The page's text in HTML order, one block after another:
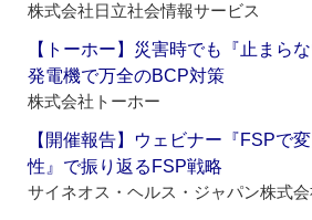
株式会社日立社会情報サービス
【トーホー】災害時でも『止まら
発電機で万全のBCP対策
株式会社トーホー
【開催報告】ウェビナー『FSPで
性』で振り返るFSP戦略
サイネオス・ヘルス・ジャパン株式会